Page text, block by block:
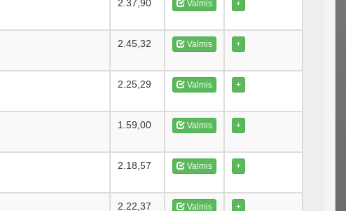
2.37,90 Valmis +
2.45,32 Valmis +
2.25,29 Valmis +
1.59,00 Valmis +
2.18,57 Valmis +
2.22,37 Valmis +